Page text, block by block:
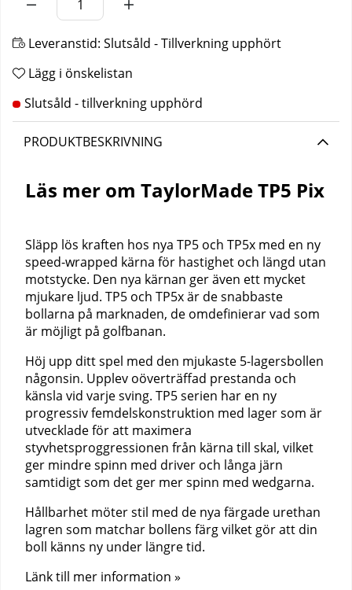
Leveranstid: Slutsåld - Tillverkning upphört
Lägg i önskelistan
PRODUKTBESKRIVNING
Läs mer om TaylorMade TP5 Pix
Släpp lös kraften hos nya TP5 och TP5x med en ny
speed-wrapped kärna för hastighet och längd utan
motstycke. Den nya kärnan ger även ett mycket
mjukare ljud. TP5 och TP5x är de snabbaste
bollarna på marknaden, de omdefinierar vad som
är möjligt på golfbanan.
Höj upp ditt spel med den mjukaste 5-lagersbollen
någonsin. Upplev oöverträffad prestanda och
känsla vid varje sving. TP5 serien har en ny
progressiv femdelskonstruktion med lager som är
utvecklade för att maximera
styvhetsproggressionen från kärna till skal, vilket
ger mindre spinn med driver och långa järn
samtidigt som det ger mer spinn med wedgarna.
Hållbarhet möter stil med de nya färgade urethan
lagren som matchar bollens färg vilket gör att din
boll känns ny under längre tid.
Länk till mer information »